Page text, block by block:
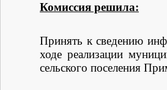
Комиссия решила:
Принять к сведению
ходе реализации
сельского поселения